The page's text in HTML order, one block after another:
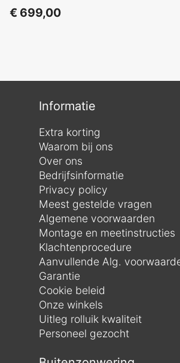
€ 699,00
Informatie
Extra korting
Waarom bij ons
Over ons
Bedrijfsinformatie
Privacy policy
Meest gestelde vragen
Algemene voorwaarden
Montage en meetinstructies
Klachtenprocedure
Aanvullende Alg.
Garantie
Cookie beleid
Onze winkels
Uitleg rolluik kwaliteit
Personeel gezocht